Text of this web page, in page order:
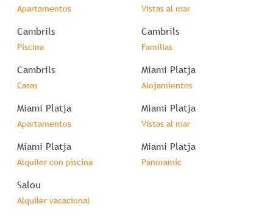
Apartamentos Vistas al mar
Cambrils
Piscina
Cambrils
Familias
Cambrils
Casas
Miami Platja
Alojamientos
Miami Platja
Apartamentos
Miami Platja
Vistas al mar
Miami Platja
Alquiler con piscina
Miami Platja
Panoramic
Salou
Alquiler vacacional